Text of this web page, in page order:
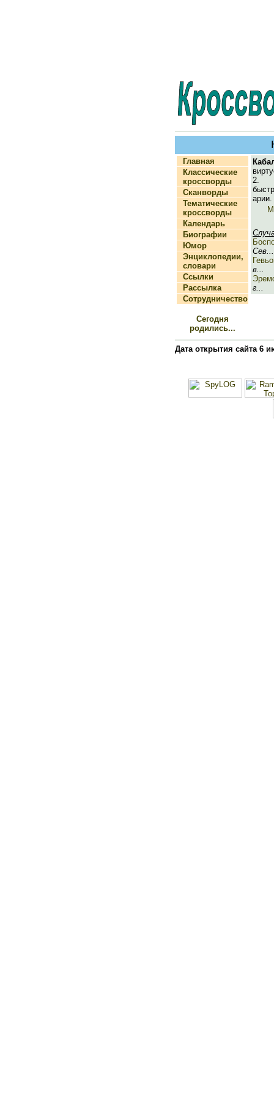
Главная
Классические
кроссворды
Сканворды
Тематические
кроссворды
Календарь
Биографии
Юмор
Энциклопедии,
словари
Ссылки
Рассылка
Сотрудничество
Сегодня
родились...
2.
арии.
Сев...
в...
г...
Дата открытия сайта 6